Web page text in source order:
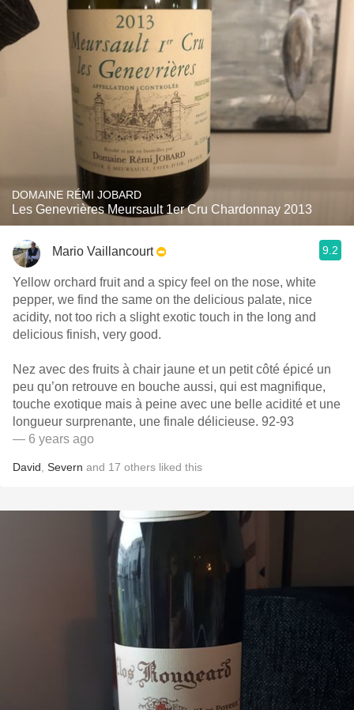
DOMAINE RÉMI JOBARD
Les Genevrières Meursault 1er Cru Chardonnay 2013
Mario Vaillancourt 9.2
Yellow orchard fruit and a spicy feel on the nose, white
pepper, we find the same on the delicious palate, nice
acidity, not too rich a slight exotic touch in the long and
delicious finish, very good.
Nez avec des fruits à chair jaune et un petit côté épicé un
peu qu’on retrouve en bouche aussi, qui est magnifique,
touche exotique mais à peine avec une belle acidité et une
longueur surprenante, une finale délicieuse. 92-93
— 6 years ago
David Severn and 17 others liked this